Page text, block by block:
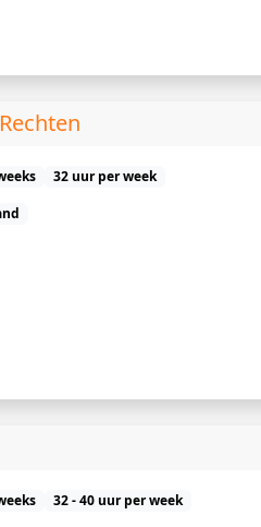
32 uur per week
32 - 40 uur per week